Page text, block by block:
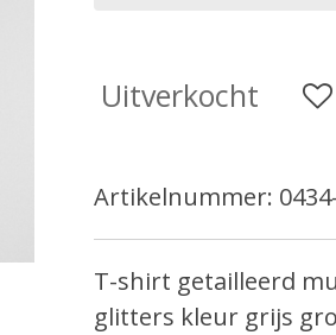
Uitverkocht
Artikelnummer:
T-shirt getailleerd
glitters kleur grijs